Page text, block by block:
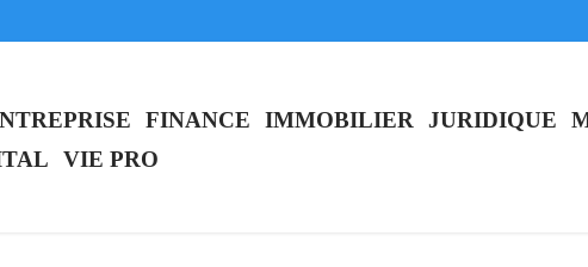
pour se consacrer à sa santé
FINANCE IMMOBILIER JURIDIQUE
VIE PRO